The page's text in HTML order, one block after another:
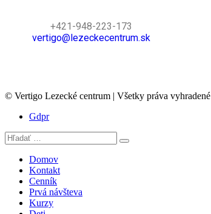
+421-948-223-173
vertigo@lezeckecentrum.sk
© Vertigo Lezecké centrum | Všetky práva vyhradené
Gdpr
Domov
Kontakt
Cenník
Prvá návšteva
Kurzy